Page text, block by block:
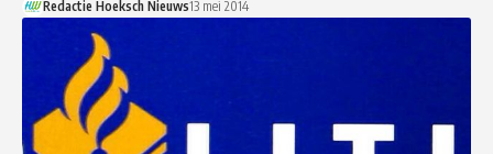
Redactie Hoeksch Nieuws13 mei 2014